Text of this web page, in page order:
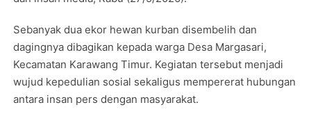
Sebanyak dua ekor hewan kurban disembelih dan
dagingnya dibagikan kepada warga Desa Margasari,
Kecamatan Karawang Timur. Kegiatan tersebut menjadi
wujud kepedulian sosial sekaligus mempererat hubungan
antara insan pers dengan masyarakat.